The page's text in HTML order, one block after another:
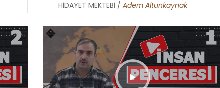
HİDAYET MEKTEBİ / Adem Altunkaynak